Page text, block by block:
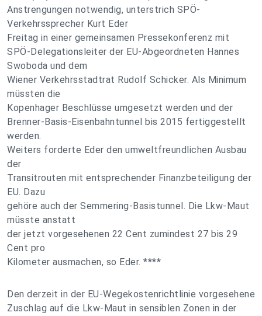
Anstrengungen notwendig, unterstrich SPÖ-
Verkehrssprecher Kurt Eder
Freitag in einer gemeinsamen Pressekonferenz mit
SPÖ-Delegationsleiter der EU-Abgeordneten Hannes
Swoboda und dem
Wiener Verkehrsstadtrat Rudolf Schicker. Als Minimum
müssten die
Kopenhager Beschlüsse umgesetzt werden und der
Brenner-Basis-Eisenbahntunnel bis 2015 fertiggestellt
werden.
Weiters forderte Eder den umweltfreundlichen Ausbau
der
Transitrouten mit entsprechender Finanzbeteiligung der
EU. Dazu
gehöre auch der Semmering-Basistunnel. Die Lkw-Maut
müsste anstatt
der jetzt vorgesehenen 22 Cent zumindest 27 bis 29
Cent pro
Kilometer ausmachen, so Eder. ****
Den derzeit in der EU-Wegekostenrichtlinie vorgesehene
Zuschlag auf die Lkw-Maut in sensiblen Zonen in der